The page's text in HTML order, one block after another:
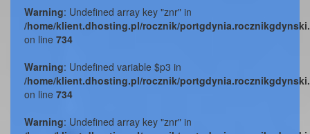
Warning: Undefined array key "znr" in
/home/klient.dhosting.pl/rocznik/
on line 734
Warning: Undefined variable $p3 in
/home/klient.dhosting.pl/rocznik/
on line 734
Warning: Undefined array key "znr" in